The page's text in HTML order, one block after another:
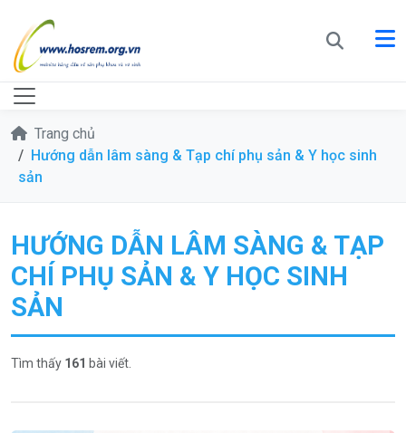
Trang chủ
Hướng dẫn lâm sàng & Tạp chí phụ sản & Y học sinh
sản
HƯỚNG DẪN LÂM SÀNG & TẠP
CHÍ PHỤ SẢN & Y HỌC SINH
SẢN
Tìm thấy 161 bài viết.